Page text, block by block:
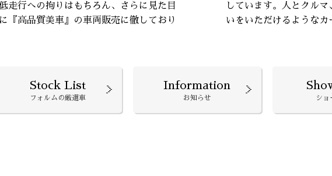
走行への拘りはもちろん、さらに見た目
『高品質美車』の車両販売に徹しており
しています。人とクル
いをいただけるようなカ
Stock List
フォルムの厳選車
Information
お知らせ ショ